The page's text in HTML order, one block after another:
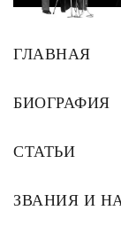
ГЛАВНАЯ
БИОГРАФИЯ
СТАТЬИ
ЗВАНИЯ И